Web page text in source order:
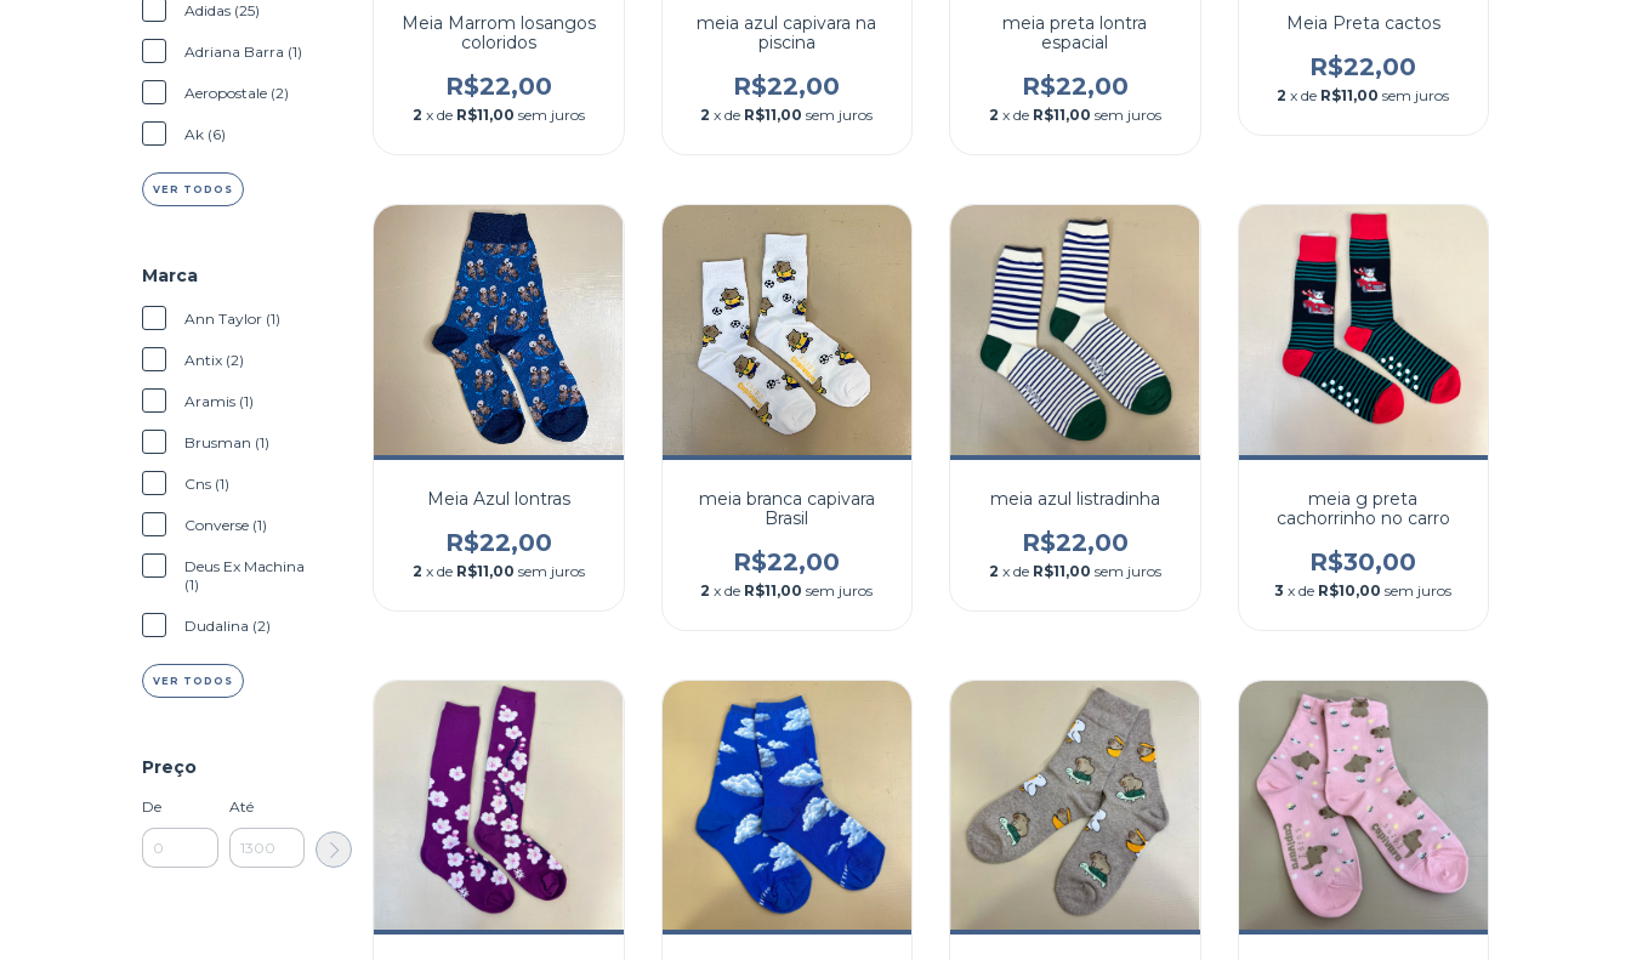
Adidas (25)
Adriana Barra (1)
Aeropostale (2)
Ak (6)
VER TODOS
Marca
Ann Taylor (1)
Antix (2)
Aramis (1)
Brusman (1)
Cns (1)
Converse (1)
Deus Ex Machina
(1)
Dudalina (2)
VER TODOS
Preço
De Até
Meia Marrom losangos
coloridos
R$22,00
2 x de R$11,00 sem juros
meia azul capivara na
piscina
R$22,00
2 x de R$11,00 sem juros
meia preta lontra
espacial
R$22,00
2 x de R$11,00 sem juros
Meia Preta cactos
R$22,00
2 x de R$11,00 sem juros
Meia Azul lontras
R$22,00
2 x de R$11,00 sem juros
meia branca capivara
Brasil
R$22,00
2 x de R$11,00 sem juros
meia azul listradinha
R$22,00
2 x de R$11,00 sem juros
meia g preta
cachorrinho no carro
R$30,00
3 x de R$10,00 sem juros